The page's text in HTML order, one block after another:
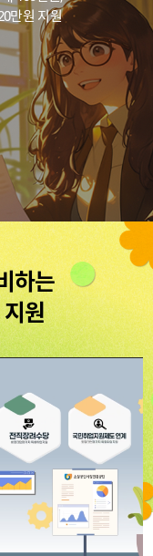
만원 지원
하는
원